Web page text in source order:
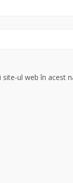
site-ul web în